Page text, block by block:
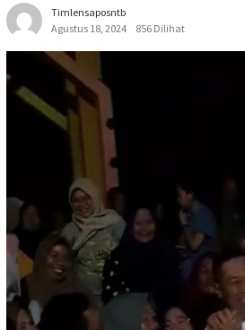
Timlensaposntb
Agustus 18, 2024
856 Dilihat